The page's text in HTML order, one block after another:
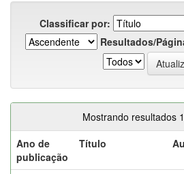
Classificar por:
Resultados/
Mostrando resultados
Ano de
publicação
Título